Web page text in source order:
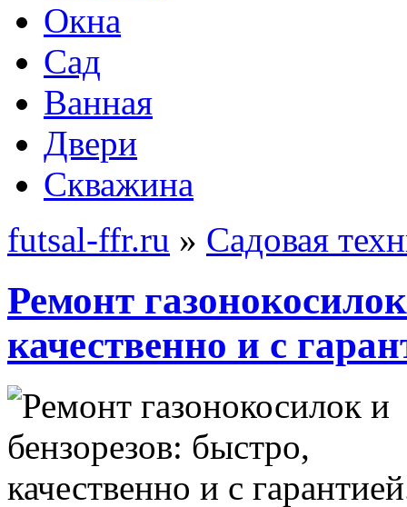
Окна
Сад
Ванная
Двери
Скважина
futsal-ffr.ru » Садовая
Ремонт
качественно и с